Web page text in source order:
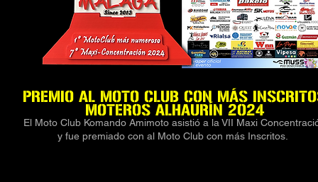
PREMIO AL MOTO CLUB CON MÁS
MOTEROS ALHAURÍN 2024
El Moto Club Komando Amimoto asistió a la VII Maxi
y fue premiado con al Moto Club con más Inscritos.